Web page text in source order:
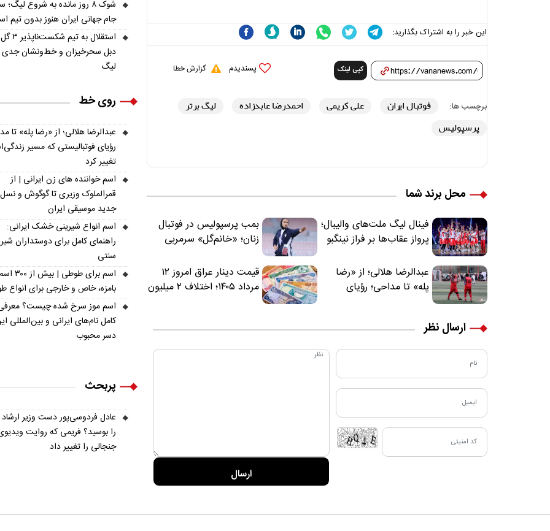
این خبر را به اشتراک بگذارید:
کپی لینک پسندیدم گزارش خطا
برچسب ها: فوتبال ایران علی کریمی احمدرضا عابدزاده
لیگ برتر
پرسپولیس
محل برند شما
فینال لیگ ملت‌های والیبال؛
پرواز عقاب‌ها بر فراز نینگبو
بمب پرسپولیس در فوتبال
زنان؛ «خانم‌گل» سرمربی
عبدالرضا هلالی؛ از «رضا
پله» تا مداحی؛ رؤیای
قیمت دینار عراق امروز ۱۲
مرداد ۱۴۰۵؛ اختلاف ۲ میلیون
ارسال نظر
شوک ۸ روز مانده به شروع لیگ؛
جام جهانی ایران هنوز بدون تیم
استقلال به
دبل سحرخیزان و خط‌ونشان جدی
لیگ
روی خط
عبدالرضا هلالی؛ از «رضا پله» تا
رؤیای فوتبالیستی که مسیر
تغییر کرد
اسم خواننده های زن ایرانی | از
قمرالملوک وزیری تا گوگوش و نسل
جدید موسیقی ایران
اسم انواع شیرینی خشک ایرانی:
راهنمای کامل برای دوستداران
سنتی
اسم برای
بامزه، خاص و خارجی برای انواع
اسم موز سرخ شده چیست؟
کامل نام‌های ایرانی و بین‌المللی
دسر محبوب
پربحث
عادل فردوسی‌پور دست وزیر ارشاد
را بوسید؟ فریمی که روایت
جنجالی را تغییر داد